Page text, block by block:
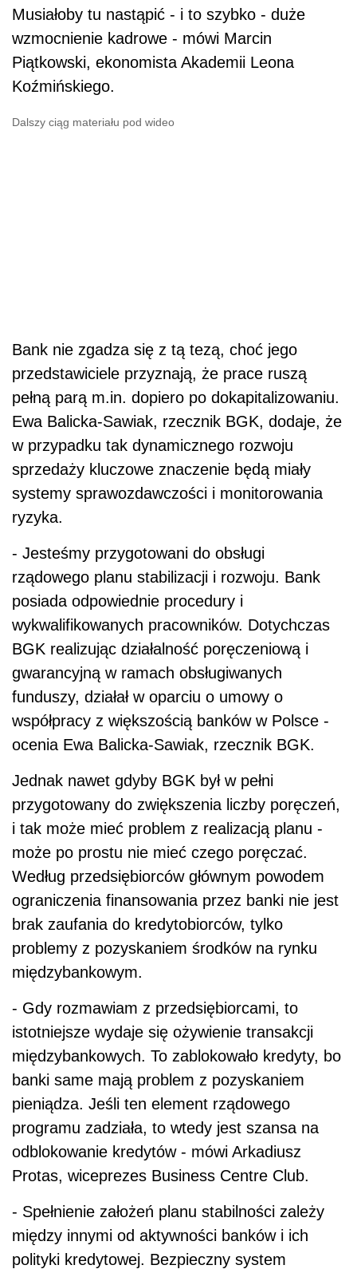
Musiałoby tu nastąpić - i to szybko - duże
wzmocnienie kadrowe - mówi Marcin
Piątkowski, ekonomista Akademii Leona
Koźmińskiego.
Dalszy ciąg materiału pod wideo
Bank nie zgadza się z tą tezą, choć jego
przedstawiciele przyznają, że prace ruszą
pełną parą m.in. dopiero po dokapitalizowaniu.
Ewa Balicka-Sawiak, rzecznik BGK, dodaje, że
w przypadku tak dynamicznego rozwoju
sprzedaży kluczowe znaczenie będą miały
systemy sprawozdawczości i monitorowania
ryzyka.
- Jesteśmy przygotowani do obsługi
rządowego planu stabilizacji i rozwoju. Bank
posiada odpowiednie procedury i
wykwalifikowanych pracowników. Dotychczas
BGK realizując działalność poręczeniową i
gwarancyjną w ramach obsługiwanych
funduszy, działał w oparciu o umowy o
współpracy z większością banków w Polsce -
ocenia Ewa Balicka-Sawiak, rzecznik BGK.
Jednak nawet gdyby BGK był w pełni
przygotowany do zwiększenia liczby poręczeń,
i tak może mieć problem z realizacją planu -
może po prostu nie mieć czego poręczać.
Według przedsiębiorców głównym powodem
ograniczenia finansowania przez banki nie jest
brak zaufania do kredytobiorców, tylko
problemy z pozyskaniem środków na rynku
międzybankowym.
- Gdy rozmawiam z przedsiębiorcami, to
istotniejsze wydaje się ożywienie transakcji
międzybankowych. To zablokowało kredyty, bo
banki same mają problem z pozyskaniem
pieniądza. Jeśli ten element rządowego
programu zadziała, to wtedy jest szansa na
odblokowanie kredytów - mówi Arkadiusz
Protas, wiceprezes Business Centre Club.
- Spełnienie założeń planu stabilności zależy
między innymi od aktywności banków i ich
polityki kredytowej. Bezpieczny system